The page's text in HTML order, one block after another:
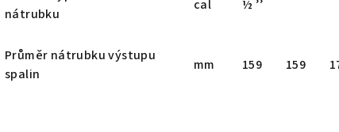
nátrubku
cal ½ ’’
Průměr nátrubku výstupu
spalin
mm 159 159